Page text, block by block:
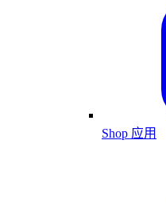
Shop 应用